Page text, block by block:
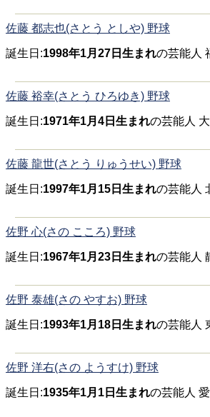
佐藤 都志也(さとう としや) 野球
誕生日:1998年1月27日生まれの芸能人
佐藤 裕幸(さとう ひろゆき) 野球
誕生日:1971年1月4日生まれの芸能人
佐藤 龍世(さとう りゅうせい) 野球
誕生日:1997年1月15日生まれの芸能人
佐野 心(さの こころ) 野球
誕生日:1967年1月23日生まれの芸能人
佐野 泰雄(さの やすお) 野球
誕生日:1993年1月18日生まれの芸能人
佐野 洋右(さの ようすけ) 野球
誕生日:1935年1月1日生まれの芸能人